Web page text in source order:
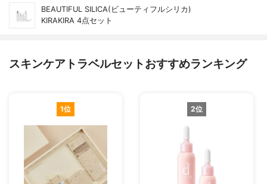
BEAUTIFUL SILICA(ビューティフルシリカ)
KIRAKIRA 4点セット
スキンケアトラベルセットおすすめランキング
1位 2位